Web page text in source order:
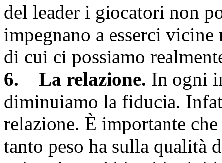
del leader i giocatori non
impegnano a esserci
di cui ci possiamo
6. La relazione. In ogni
diminuiamo la fiducia.
relazione. È importante
tanto peso ha sulla qualità